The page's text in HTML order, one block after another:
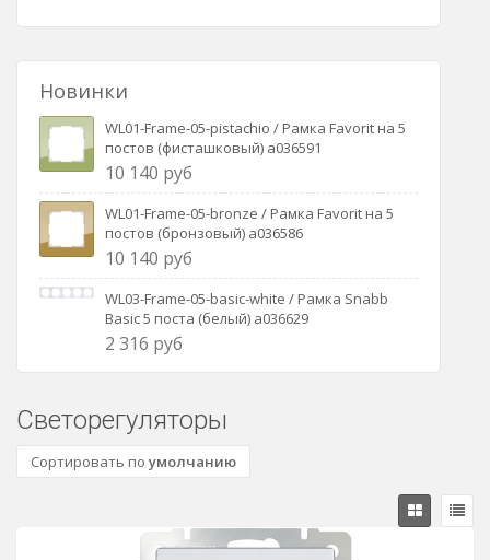
Новинки
WL01-Frame-05-pistachio / Рамка Favorit на 5
постов (фисташковый) a036591
10 140 руб
WL01-Frame-05-bronze / Рамка Favorit на 5
постов (бронзовый) a036586
10 140 руб
WL03-Frame-05-basic-white / Рамка Snabb
Basic 5 поста (белый) a036629
2 316 руб
Светорегуляторы
Сортировать по умолчанию